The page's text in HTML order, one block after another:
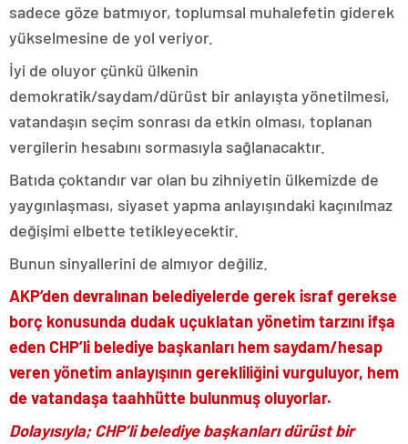
sadece göze batmıyor, toplumsal muhalefetin giderek
yükselmesine de yol veriyor.
İyi de oluyor çünkü ülkenin
demokratik/saydam/dürüst bir anlayışta yönetilmesi,
vatandaşın seçim sonrası da etkin olması, toplanan
vergilerin hesabını sormasıyla sağlanacaktır.
Batıda çoktandır var olan bu zihniyetin ülkemizde de
yaygınlaşması, siyaset yapma anlayışındaki kaçınılmaz
değişimi elbette tetikleyecektir.
Bunun sinyallerini de almıyor değiliz.
AKP’den devralınan belediyelerde gerek israf gerekse
borç konusunda dudak uçuklatan yönetim tarzını ifşa
eden CHP’li belediye başkanları hem saydam/hesap
veren yönetim anlayışının gerekliliğini vurguluyor, hem
de vatandaşa taahhütte bulunmuş oluyorlar.
Dolayısıyla; CHP’li belediye başkanları dürüst bir